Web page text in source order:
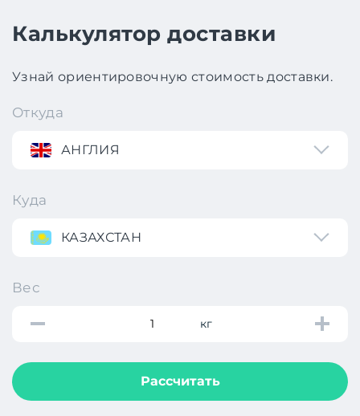
Калькулятор доставки
Узнай ориентировочную стоимость доставки.
Откуда
АНГЛИЯ
Куда
КАЗАХСТАН
Вес
кг
Рассчитать